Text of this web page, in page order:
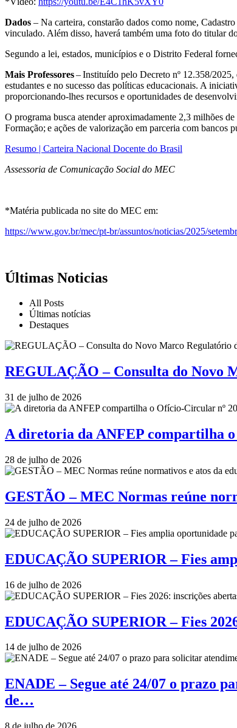
Dados – Na carteira, constarão dados como nome,
vinculado. Além disso, haverá também uma foto do titular
Segundo a lei, estados, municípios e o Distrito Federal
Mais Professores– Instituído pelo Decreto nº 12.358/2025,
estudantes e no sucesso das políticas educacionais. A
proporcionando-lhes recursos e oportunidades de
O programa busca atender aproximadamente 2,3 milhões
Formação; e ações de valorização em parceria com bancos
Resumo | Carteira Nacional Docente do Brasil
Assessoria de Comunicação Social do MEC
*Matéria publicada no site do MEC em:
https://www.gov.br/mec/pt-br/assuntos/noticias/2025/
Últimas Noticias
All Posts
Últimas notícias
Destaques
REGULAÇÃO – Consulta do Novo
31 de julho de 2026
A diretoria da ANFEP compartilha
28 de julho de 2026
GESTÃO – MEC Normas reúne
24 de julho de 2026
EDUCAÇÃO SUPERIOR – Fies
16 de julho de 2026
EDUCAÇÃO SUPERIOR – Fies
14 de julho de 2026
ENADE – Segue até 24/07 o prazo
de…